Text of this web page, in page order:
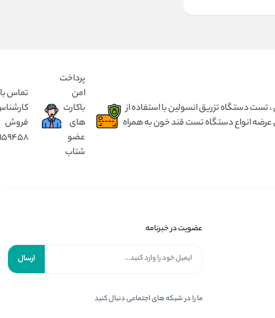
بدون درد ، مختص کودک ۱ تا ۵ سال و بزرگسال از ۵ سال تا ۹۰ سال ، تست دستگاه تزریق انسولین با استفاده از
انواع دستگاه تست قند خون به همراه
پرداخت
امن
باکارت
های
عضو
شتاب
تماس با
فروش
عضویت در خبرنامه
ارسال
ما را در شبکه های اجتماعی دنبال کنید